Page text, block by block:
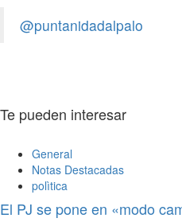
@puntanidadalpalo
de Salud
Te pueden interesar
General
Notas Destacadas
polìtica
El PJ se pone en «modo